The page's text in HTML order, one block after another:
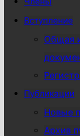
Вступление
Общая
Публикации
Новые
Архив